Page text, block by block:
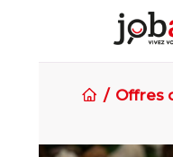
Offres